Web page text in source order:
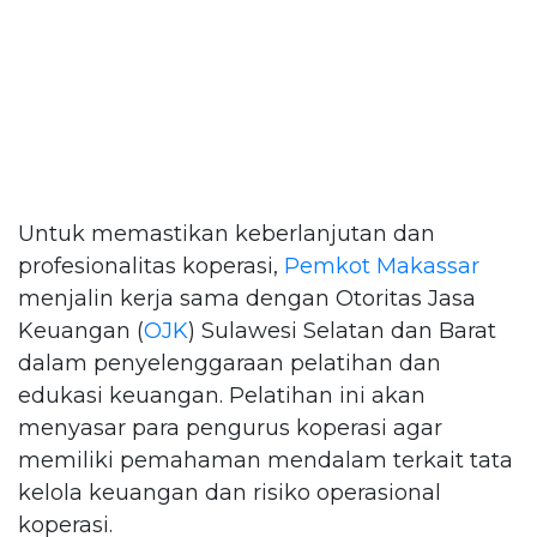
Untuk memastikan keberlanjutan dan
profesionalitas koperasi, Pemkot Makassar
menjalin kerja sama dengan Otoritas Jasa
Keuangan (OJK) Sulawesi Selatan dan Barat
dalam penyelenggaraan pelatihan dan
edukasi keuangan. Pelatihan ini akan
menyasar para pengurus koperasi agar
memiliki pemahaman mendalam terkait tata
kelola keuangan dan risiko operasional
koperasi.